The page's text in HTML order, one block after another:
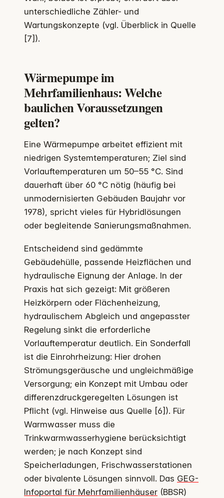
unterschiedliche Zähler- und
Wartungskonzepte (vgl. Überblick in Quelle
[7]).
Wärmepumpe im
Mehrfamilienhaus: Welche
baulichen Voraussetzungen
gelten?
Eine Wärmepumpe arbeitet effizient mit
niedrigen Systemtemperaturen; Ziel sind
Vorlauftemperaturen um 50–55 °C. Sind
dauerhaft über 60 °C nötig (häufig bei
unmodernisierten Gebäuden Baujahr vor
1978), spricht vieles für Hybridlösungen
oder begleitende Sanierungsmaßnahmen.
Entscheidend sind gedämmte
Gebäudehülle, passende Heizflächen und
hydraulische Eignung der Anlage. In der
Praxis hat sich gezeigt: Mit größeren
Heizkörpern oder Flächenheizung,
hydraulischem Abgleich und angepasster
Regelung sinkt die erforderliche
Vorlauftemperatur deutlich. Ein Sonderfall
ist die Einrohrheizung: Hier drohen
Strömungsgeräusche und ungleichmäßige
Versorgung; ein Konzept mit Umbau oder
differenzdruckgeregelten Lösungen ist
Pflicht (vgl. Hinweise aus Quelle [6]). Für
Warmwasser muss die
Trinkwarmwasserhygiene berücksichtigt
werden; je nach Konzept sind
Speicherladungen, Frischwasserstationen
oder bivalente Lösungen sinnvoll. Das GEG-
Infoportal für Mehrfamilienhäuser (BBSR)